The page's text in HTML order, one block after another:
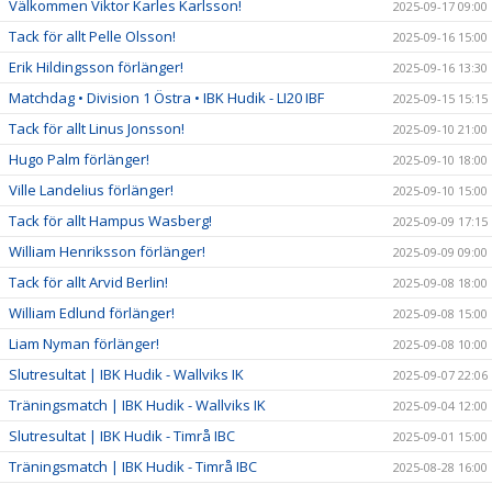
Välkommen Viktor Karles Karlsson! 2025-09-17 09:00
Tack för allt Pelle Olsson! 2025-09-16 15:00
Erik Hildingsson förlänger! 2025-09-16 13:30
Matchdag • Division 1 Östra • IBK Hudik - LI20 IBF 2025-09-15 15:15
Tack för allt Linus Jonsson! 2025-09-10 21:00
Hugo Palm förlänger! 2025-09-10 18:00
Ville Landelius förlänger! 2025-09-10 15:00
Tack för allt Hampus Wasberg! 2025-09-09 17:15
William Henriksson förlänger! 2025-09-09 09:00
Tack för allt Arvid Berlin! 2025-09-08 18:00
William Edlund förlänger! 2025-09-08 15:00
Liam Nyman förlänger! 2025-09-08 10:00
Slutresultat | IBK Hudik - Wallviks IK 2025-09-07 22:06
Träningsmatch | IBK Hudik - Wallviks IK 2025-09-04 12:00
Slutresultat | IBK Hudik - Timrå IBC 2025-09-01 15:00
Träningsmatch | IBK Hudik - Timrå IBC 2025-08-28 16:00